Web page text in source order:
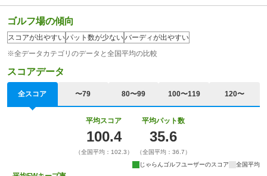
ゴルフ場の傾向
スコアが出やすいパット数が少ないバーディが出やすい
※全データカテゴリのデータと全国平均の比較
スコアデータ
全スコア 〜79 80〜99 100〜119 120〜
平均スコア
100.4
（全国平均：102.3）
平均パット数
35.6
（全国平均：36.7）
じゃらんゴルフユーザーのスコア
全国平均